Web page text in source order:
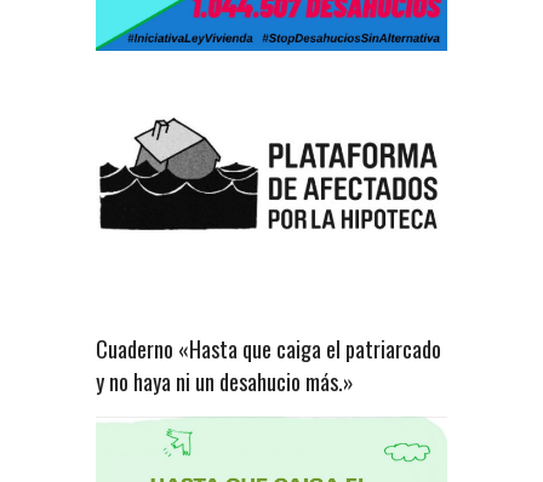
Cuaderno «Hasta que caiga el patriarcado
y no haya ni un desahucio más.»